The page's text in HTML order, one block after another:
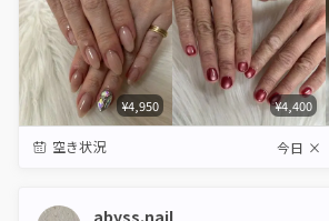
¥4,950 ¥4,400
空き状況 今日 ×
abyss.nail